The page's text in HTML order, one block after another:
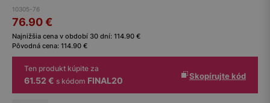
10305-76
76.90€
Najnižšia cena v období 30 dní: 114.90 €
Pôvodná cena: 114.90 €
Ten produkt kúpite za
61.52 € s kódom FINAL20 Skopírujte kód